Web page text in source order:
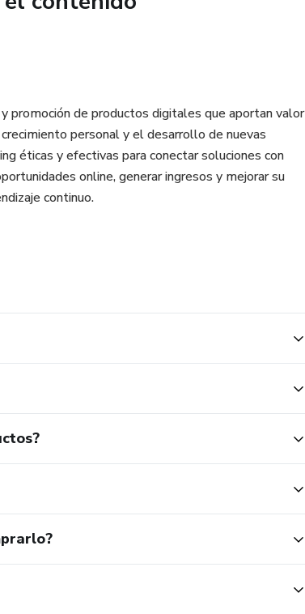
promoción de productos digitales que aportan valor
personal y el desarrollo de nuevas
éticas y efectivas para conectar soluciones con
online, generar ingresos y mejorar su
continuo.